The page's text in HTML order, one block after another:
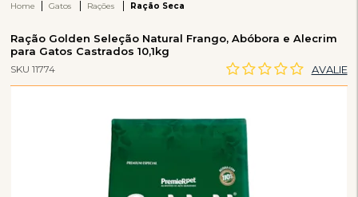
Home Gatos Rações Ração Seca
Ração Golden Seleção Natural Frango, Abóbora e Alecrim
para Gatos Castrados 10,1kg
SKU 11774 AVALIE